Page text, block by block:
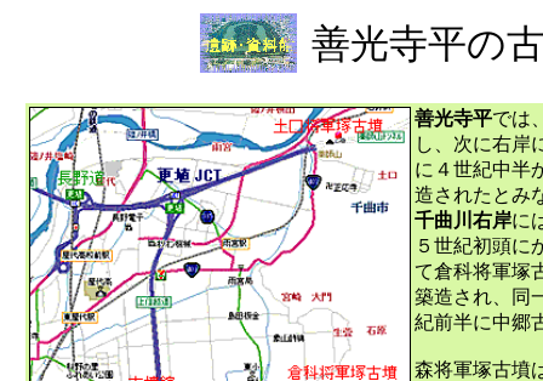
善光寺平の
善光寺平では
し、次に右岸
に４世紀中半
造されたとみ
千曲川右岸に
５世紀初頭に
て倉科将軍塚
築造され、同
紀前半に中郷
森将軍塚古墳